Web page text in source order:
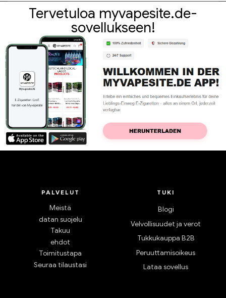
Tervetuloa myvapesite.de-
sovellukseen!
PALVELUT
Meistä
datan suojelu
Takuu
ehdot
Toimitustapa
Seuraa tilaustasi
TUKI
Blogi
Velvollisuudet ja verot
Tukkukauppa B2B
Peruuttamisoikeus
Lataa sovellus